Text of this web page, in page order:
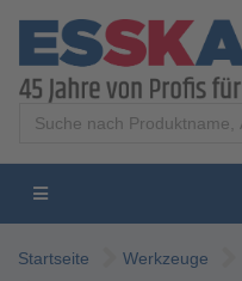
Startseite Werkzeuge